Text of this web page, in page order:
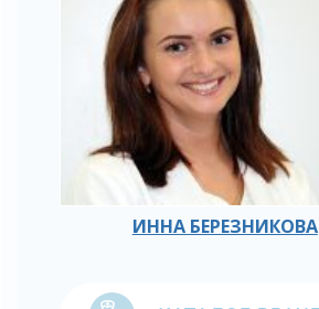
ИННА БЕРЕЗНИКОВА